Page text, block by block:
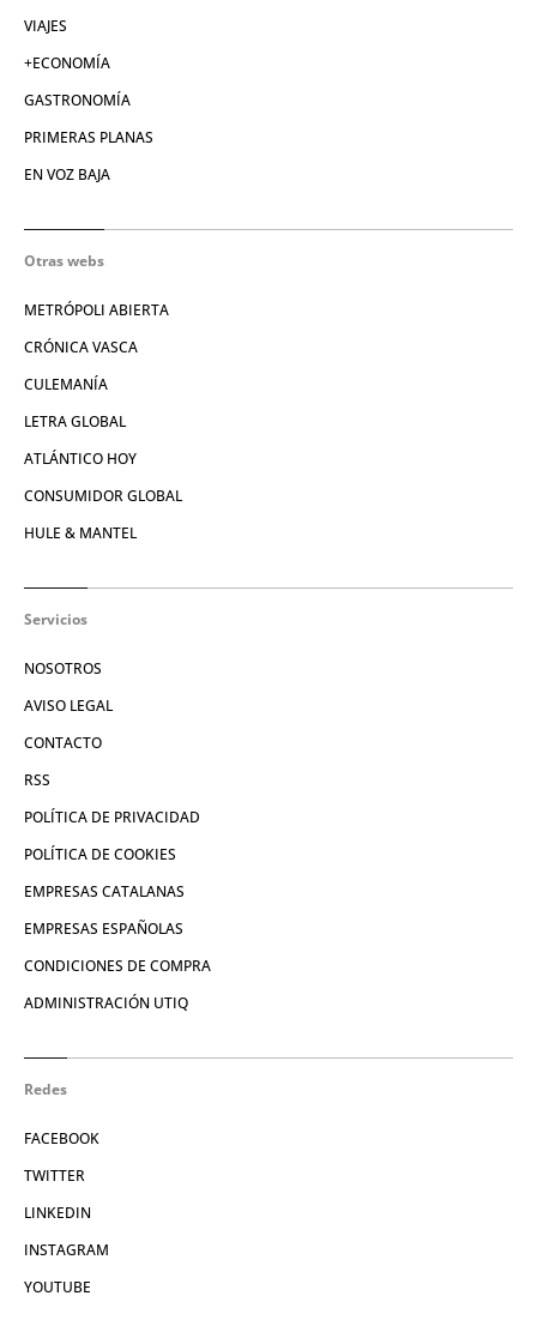
VIAJES
+ECONOMÍA
GASTRONOMÍA
PRIMERAS PLANAS
EN VOZ BAJA
Otras webs
METRÓPOLI ABIERTA
CRÓNICA VASCA
CULEMANÍA
LETRA GLOBAL
ATLÁNTICO HOY
CONSUMIDOR GLOBAL
HULE & MANTEL
Servicios
NOSOTROS
AVISO LEGAL
CONTACTO
RSS
POLÍTICA DE PRIVACIDAD
POLÍTICA DE COOKIES
EMPRESAS CATALANAS
EMPRESAS ESPAÑOLAS
CONDICIONES DE COMPRA
ADMINISTRACIÓN UTIQ
Redes
FACEBOOK
TWITTER
LINKEDIN
INSTAGRAM
YOUTUBE